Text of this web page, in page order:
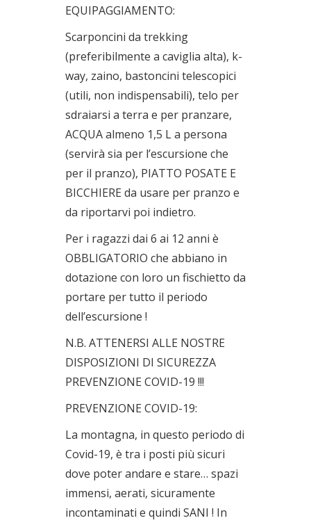
EQUIPAGGIAMENTO:
Scarponcini da trekking
(preferibilmente a caviglia alta), k-
way, zaino, bastoncini telescopici
(utili, non indispensabili), telo per
sdraiarsi a terra e per pranzare,
ACQUA almeno 1,5 L a persona
(servirà sia per l’escursione che
per il pranzo), PIATTO POSATE E
BICCHIERE da usare per pranzo e
da riportarvi poi indietro.
Per i ragazzi dai 6 ai 12 anni è
OBBLIGATORIO che abbiano in
dotazione con loro un fischietto da
portare per tutto il periodo
dell’escursione !
N.B. ATTENERSI ALLE NOSTRE
DISPOSIZIONI DI SICUREZZA
PREVENZIONE COVID-19 !!!
PREVENZIONE COVID-19:
La montagna, in questo periodo di
Covid-19, è tra i posti più sicuri
dove poter andare e stare… spazi
immensi, aerati, sicuramente
incontaminati e quindi SANI ! In